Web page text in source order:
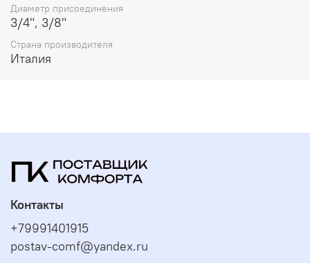
Диаметр присоединения
3/4", 3/8"
Страна производителя
Италия
Контакты
+79991401915
postav-comf@yandex.ru